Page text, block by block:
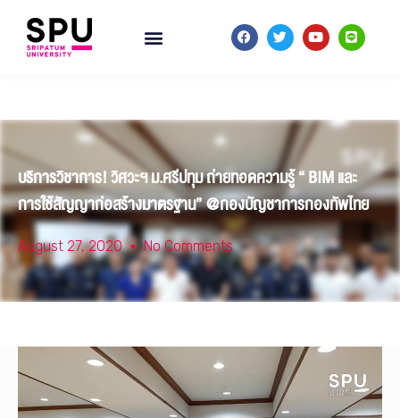
บริการวิชาการ! วิศวะฯ ม.ศรีปทุม ถ่ายทอดความรู้ “ BIM และ
การใช้สัญญาก่อสร้างมาตรฐาน” @กองบัญชาการกองทัพไทย
August 27, 2020 No Comments